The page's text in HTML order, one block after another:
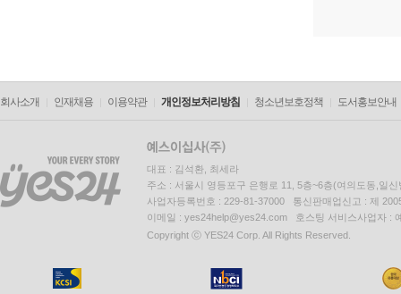
회사소개 인재채용 이용약관 개인정보처리방침 청소년보호정책 도서홍보안내
대표 : 김석환, 최세라
주소 : 서울시 영등포구 은행로 11, 5층~6층(여의도동,일신
사업자등록번호 : 229-81-37000 통신판매업신고 : 제
이메일 : yes24help@yes24.com 호스팅 서비스사업자 :
Copyright ⓒ YES24 Corp. All Rights Reserved.